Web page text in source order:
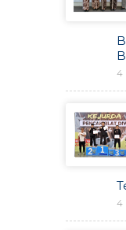
4
4